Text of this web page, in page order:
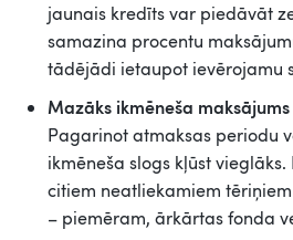
jaunais kredīts var piedāvāt
samazina procentu
tādējādi ietaupot ievērojamu
Mazāks ikmēneša maksājums
Pagarinot atmaksas periodu
ikmēneša slogs kļūst
citiem neatliekamiem
– piemēram, ārkārtas fonda